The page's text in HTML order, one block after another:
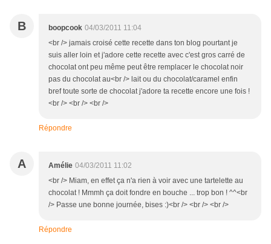
B boopcook 04/03/2011 11:04
<br /> jamais croisé cette recette dans ton blog pourtant je
suis aller loin et j'adore cette recette avec c'est gros carré de
chocolat ont peu même peut être remplacer le chocolat noir
pas du chocolat au<br /> lait ou du chocolat/caramel enfin
bref toute sorte de chocolat j'adore ta recette encore une fois !
<br /> <br /> <br />
Répondre
A Amélie 04/03/2011 11:02
<br /> Miam, en effet ça n'a rien à voir avec une tartelette au
chocolat ! Mmmh ça doit fondre en bouche ... trop bon ! ^^<br
/> Passe une bonne journée, bises :)<br /> <br /> <br />
Répondre